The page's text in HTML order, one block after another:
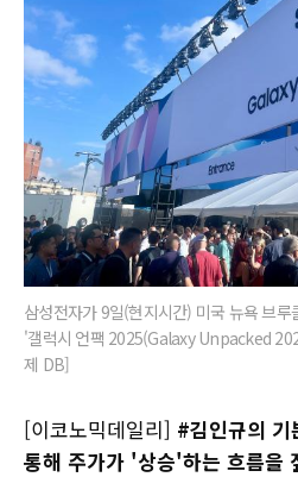
삼성전자가 9일(현지시간) 미국 뉴욕 브
'갤럭시 언팩 2025(Galaxy Unpacked
제 DB]
[이코노믹데일리] #김인규의
통해 주가가 '상승'하는 흐름을